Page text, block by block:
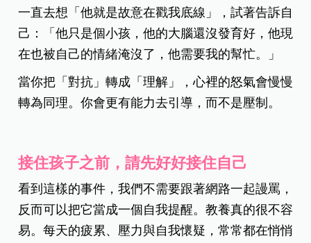
一直去想「他就是故意在戳我底線」，試著告訴自
己：「他只是個小孩，他的大腦還沒發育好，他現
在也被自己的情緒淹沒了，他需要我的幫忙。」
當你把「對抗」轉成「理解」，心裡的怒氣會慢慢
轉為同理。你會更有能力去引導，而不是壓制。
接住孩子之前，請先好好接住自己
看到這樣的事件，我們不需要跟著網路一起謾罵，
反而可以把它當成一個自我提醒。教養真的很不容
易。每天的疲累、壓力與自我懷疑，常常都在悄悄